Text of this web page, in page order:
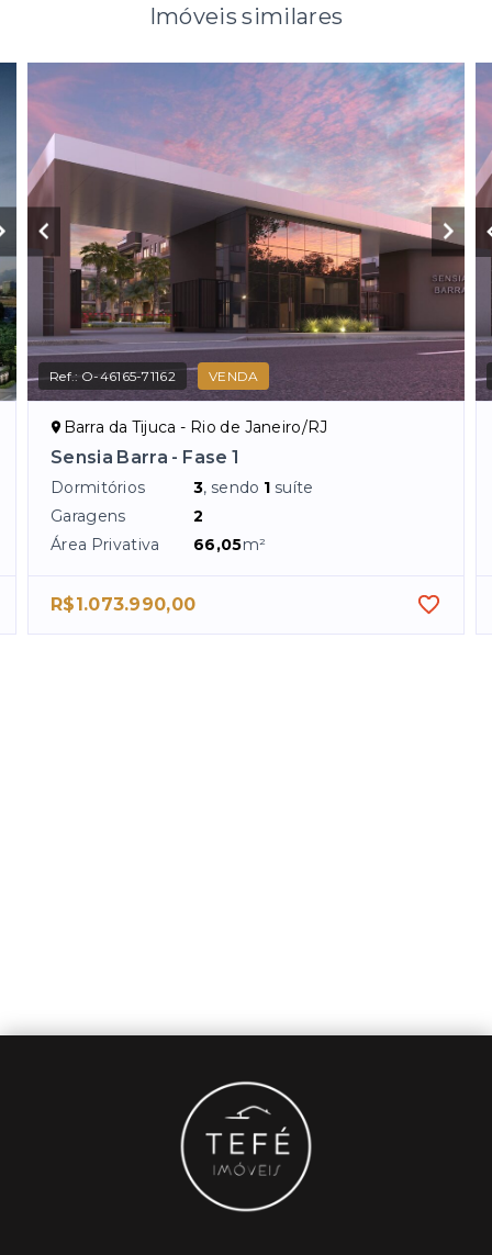
Imóveis similares
Ref.: O-46165-71162 VENDA
Barra da Tijuca - Rio de Janeiro/RJ
Sensia Barra - Fase 1
Dormitórios 3, sendo 1 suíte
Garagens
2
Área Privativa
66,05m²
R$1.073.990,00